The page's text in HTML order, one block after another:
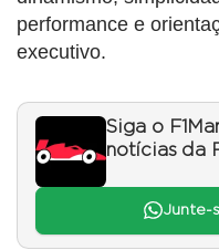
performance e
executivo.
Siga o
notícias da
Junte-